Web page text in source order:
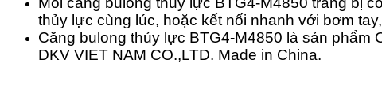
thủy lực cùng lúc, hoặc kết nối nhanh với bơm
Căng bulong thủy lực BTG4-M4850 là sản phẩm
DKV VIET NAM CO.,LTD. Made in China.